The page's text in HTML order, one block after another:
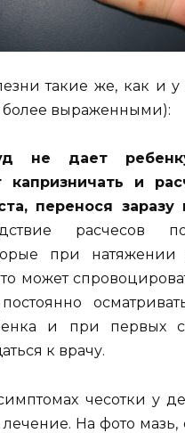
такие же, как и у
более выраженными):
не дает
капризничать и
перенося заразу
расчесов
при натяжении
может
и при первых
к врачу.
чесотки у
На фото мазь,